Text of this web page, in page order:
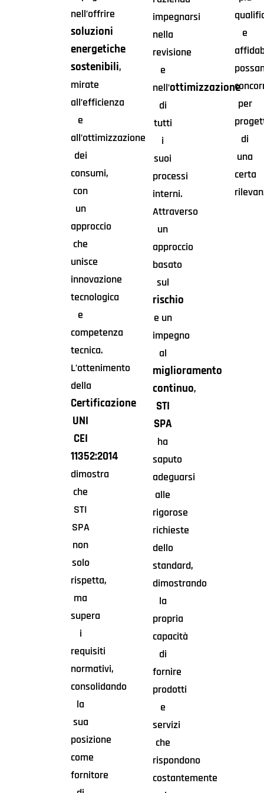
nell’offrire
soluzioni
energetiche
sostenibili,
mirate
all’efficienza
e
all’ottimizzazione
dei
consumi,
con
un
approccio
che
unisce
innovazione
tecnologica
e
competenza
tecnica.
L’ottenimento
della
Certificazione
UNI
CEI
11352:2014
dimostra
che
STI
SPA
non
solo
rispetta,
ma
supera
i
requisiti
normativi,
consolidando
la
sua
posizione
come
fornitore
impegnarsi
nella
revisione
e
nell’ottimizzazione
di
tutti
i
suoi
processi
interni.
Attraverso
un
approccio
basato
sul
rischio
e un
impegno
al
miglioramento
continuo,
STI
SPA
ha
saputo
adeguarsi
alle
rigorose
richieste
dello
standard,
dimostrando
la
propria
capacità
di
fornire
prodotti
e
servizi
che
rispondono
costantemente
e
per
di
una
certa